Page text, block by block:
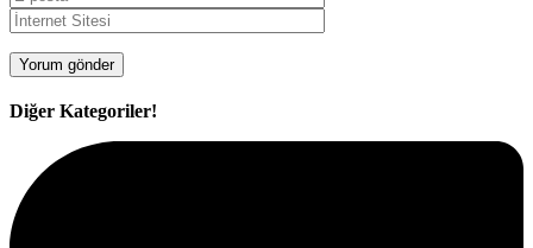
Diğer Kategoriler!